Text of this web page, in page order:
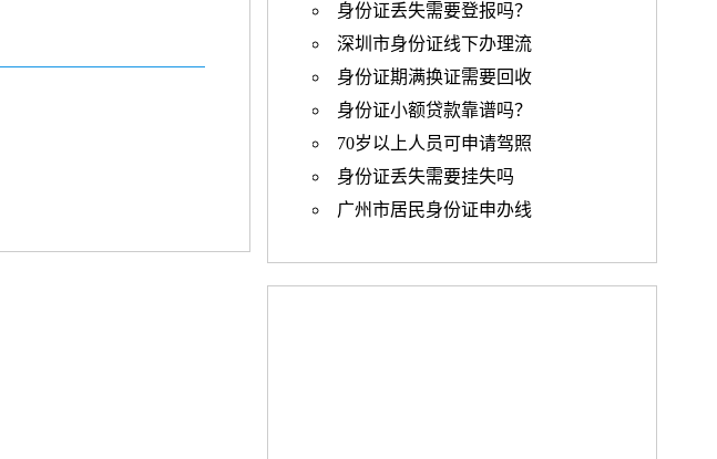
身份证丢失需要登报吗？
深圳市身份证线下办理流
身份证期满换证需要回收
身份证小额贷款靠谱吗？
70岁以上人员可申请驾照
身份证丢失需要挂失吗
广州市居民身份证申办线